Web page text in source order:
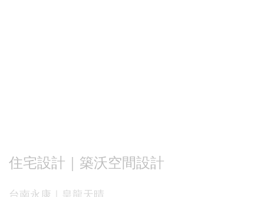
住宅設計｜築沃空間設計